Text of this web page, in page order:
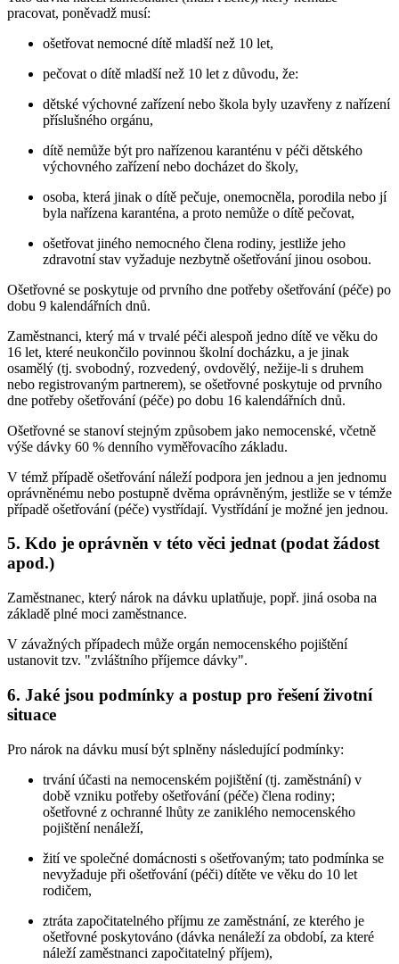
pracovat, poněvadž musí:
ošetřovat nemocné dítě mladší než 10 let,
pečovat o dítě mladší než 10 let z důvodu, že:
dětské výchovné zařízení nebo škola byly uzavřeny z nařízení
příslušného orgánu,
dítě nemůže být pro nařízenou karanténu v péči dětského
výchovného zařízení nebo docházet do školy,
osoba, která jinak o dítě pečuje, onemocněla, porodila nebo jí
byla nařízena karanténa, a proto nemůže o dítě pečovat,
ošetřovat jiného nemocného člena rodiny, jestliže jeho
zdravotní stav vyžaduje nezbytně ošetřování jinou osobou.
Ošetřovné se poskytuje od prvního dne potřeby ošetřování (péče) po
dobu 9 kalendářních dnů.
Zaměstnanci, který má v trvalé péči alespoň jedno dítě ve věku do
16 let, které neukončilo povinnou školní docházku, a je jinak
osamělý (tj. svobodný, rozvedený, ovdovělý, nežije-li s druhem
nebo registrovaným partnerem), se ošetřovné poskytuje od prvního
dne potřeby ošetřování (péče) po dobu 16 kalendářních dnů.
Ošetřovné se stanoví stejným způsobem jako nemocenské, včetně
výše dávky 60 % denního vyměřovacího základu.
V témž případě ošetřování náleží podpora jen jednou a jen jednomu
oprávněnému nebo postupně dvěma oprávněným, jestliže se v témže
případě ošetřování (péče) vystřídají. Vystřídání je možné jen jednou.
5. Kdo je oprávněn v této věci jednat (podat žádost
apod.)
Zaměstnanec, který nárok na dávku uplatňuje, popř. jiná osoba na
základě plné moci zaměstnance.
V závažných případech může orgán nemocenského pojištění
ustanovit tzv. "zvláštního příjemce dávky".
6. Jaké jsou podmínky a postup pro řešení životní
situace
Pro nárok na dávku musí být splněny následující podmínky:
trvání účasti na nemocenském pojištění (tj. zaměstnání) v
době vzniku potřeby ošetřování (péče) člena rodiny;
ošetřovné z ochranné lhůty ze zaniklého nemocenského
pojištění nenáleží,
žití ve společné domácnosti s ošetřovaným; tato podmínka se
nevyžaduje při ošetřování (péči) dítěte ve věku do 10 let
rodičem,
ztráta započitatelného příjmu ze zaměstnání, ze kterého je
ošetřovné poskytováno (dávka nenáleží za období, za které
náleží zaměstnanci započitatelný příjem),